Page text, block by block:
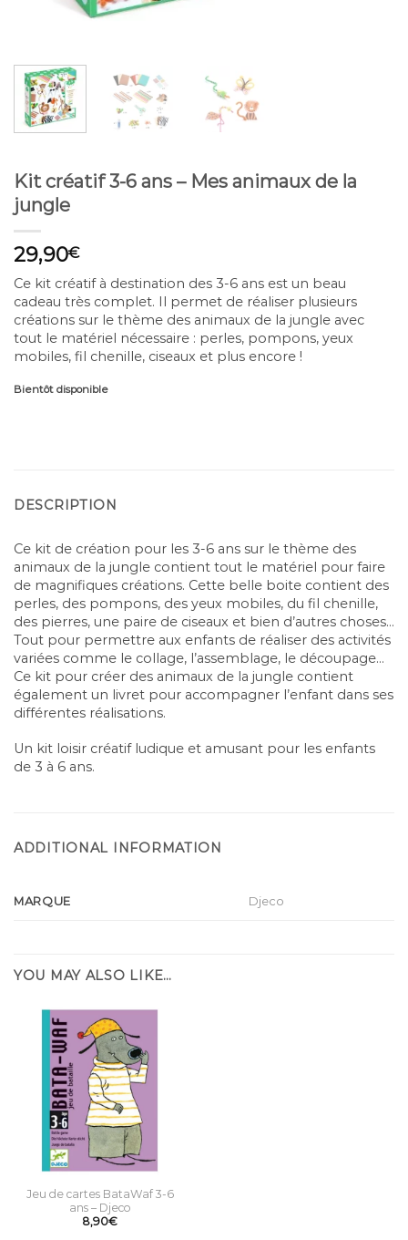
Kit créatif 3-6 ans – Mes animaux de la
jungle
29,90€
Ce kit créatif à destination des 3-6 ans est un beau
cadeau très complet. Il permet de réaliser plusieurs
créations sur le thème des animaux de la jungle avec
tout le matériel nécessaire : perles, pompons, yeux
mobiles, fil chenille, ciseaux et plus encore !
Bientôt disponible
DESCRIPTION
Ce kit de création pour les 3-6 ans sur le thème des
animaux de la jungle contient tout le matériel pour faire
de magnifiques créations. Cette belle boite contient des
perles, des pompons, des yeux mobiles, du fil chenille,
des pierres, une paire de ciseaux et bien d’autres choses…
Tout pour permettre aux enfants de réaliser des activités
variées comme le collage, l’assemblage, le découpage…
Ce kit pour créer des animaux de la jungle contient
également un livret pour accompagner l’enfant dans ses
différentes réalisations.
Un kit loisir créatif ludique et amusant pour les enfants
de 3 à 6 ans.
ADDITIONAL INFORMATION
MARQUE Djeco
YOU MAY ALSO LIKE…
Jeu de cartes BataWaf 3-6
ans – Djeco
8,90€